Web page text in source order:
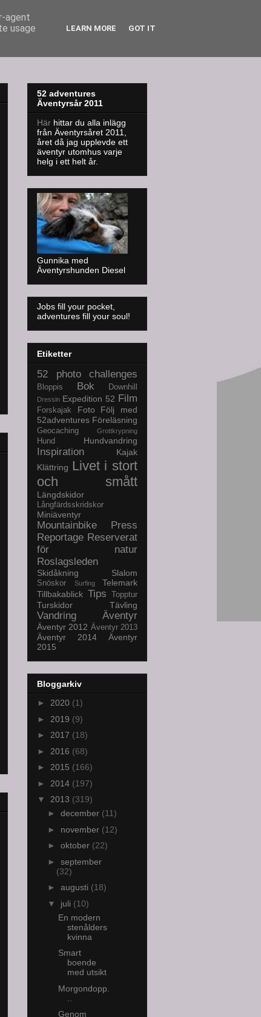
52 adventures
Äventyrsår 2011
Här hittar du alla inlägg
från Äventyrsåret 2011,
året då jag upplevde ett
äventyr utomhus varje
helg i ett helt år.
Gunnika med
Äventyrshunden Diesel
Jobs fill your pocket,
adventures fill your soul!
Etiketter
52 photo challenges
Bloppis Bok Downhill
Dressin Expedition 52 Film
Forskajak Foto
Följ med
52adventures Föreläsning
Geocaching Grottkrypning
Hund Hundvandring
Inspiration
Kajak
Klättring Livet i stort
och smått
Längdskidor
Långfärdsskridskor
Miniäventyr
Mountainbike
Press
Reportage Reserverat
för natur
Roslagsleden
Skidåkning Slalom
Snöskor Surfing
Telemark
Tillbakablick Tips Topptur
Turskidor Tävling
Vandring Äventyr
Äventyr 2012 Äventyr 2013
Äventyr 2014
Äventyr
2015
Bloggarkiv
► 2020 (1)
► 2019 (9)
► 2017 (18)
► 2016 (68)
► 2015 (166)
► 2014 (197)
▼ 2013 (319)
► december (11)
► november (12)
► oktober (22)
► september
(32)
► augusti (18)
▼ juli (10)
En modern
stenålders
kvinna
Smart
boende
med utsikt
Morgondopp.
Genom
agent
usage
LEARN MORE GOT IT